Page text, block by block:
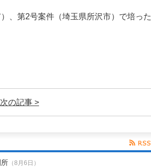
、第2号案件（埼玉県所沢市）で培った
次の記事 >
（8月6日）